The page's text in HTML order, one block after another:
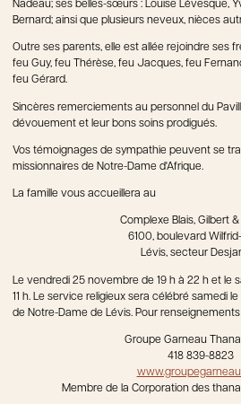
Nadeau; ses belles-sœurs : Louise Lévesque,
Bernard; ainsi que plusieurs neveux, nièces
Outre ses parents, elle est allée rejoindre ses
feu Guy, feu Thérèse, feu Jacques, feu
feu Gérard.
Sincères remerciements au personnel du
dévouement et leur bons soins prodigués.
Vos témoignages de sympathie peuvent se
missionnaires de Notre-Dame d'Afrique.
La famille vous accueillera au
Complexe Blais, Gilbert
6100, boulevard
Lévis, secteur
Le vendredi 25 novembre de 19 h à 22 h et le
11 h. Le service religieux sera célébré samedi
de Notre-Dame de Lévis. Pour renseignements
Groupe Garneau
418 839-8823
Membre de la Corporation des